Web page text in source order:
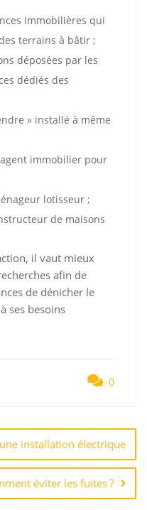
immobilières qui
terrains à bâtir ;
déposées par les
dédiés des
» installé à même
immobilier pour
lotisseur ;
de maisons
il vaut mieux
afin de
de dénicher le
ses besoins
0
installation électrique
éviter les fuites ?